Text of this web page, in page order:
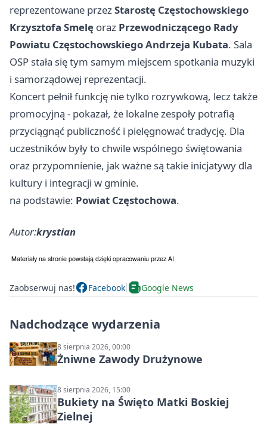
reprezentowane przezStarostę Częstochowskiego
Krzysztofa Smelę oraz Przewodniczącego Rady
Powiatu Częstochowskiego Andrzeja Kubata. Sala
OSP stała się tym samym miejscem spotkania muzyki
i samorządowej reprezentacji.
Koncert pełnił funkcję nie tylko rozrywkową, lecz także
promocyjną - pokazał, że lokalne zespoły potrafią
przyciągnąć publiczność i pielęgnować tradycję. Dla
uczestników były to chwile wspólnego świętowania
oraz przypomnienie, jak ważne są takie inicjatywy dla
kultury i integracji w gminie.
na podstawie: Powiat Częstochowa.
Autor:krystian
Zaobserwuj nas! Facebook Google News
Nadchodzące wydarzenia
8 sierpnia 2026, 00:00
Żniwne Zawody Drużynowe
8 sierpnia 2026, 15:00
Bukiety na Święto Matki Boskiej
Zielnej